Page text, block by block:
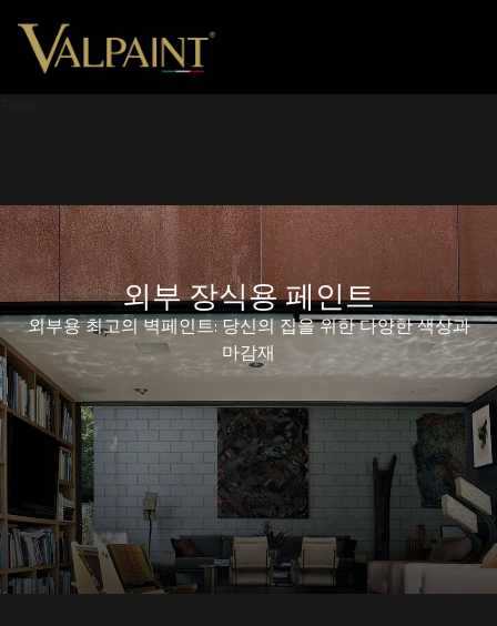
외부 장식용 페인트
외부용 최고의 벽페인트: 당신의 집을 위한 다양한 색상과
마감재